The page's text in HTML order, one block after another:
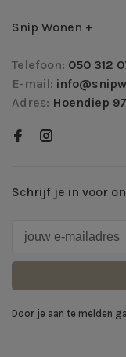
Snip Wonen +
Telefoon: 050 312
E-mail:
Adres: Hoendiep
Schrijf je in voor
Door je aan te melden